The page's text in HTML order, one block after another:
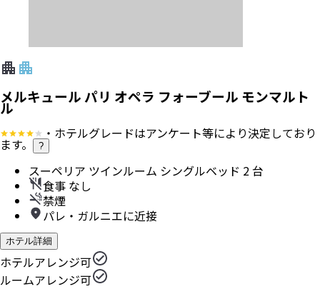
メルキュール パリ オペラ フォーブール モンマルト
ル
・ホテルグレードはアンケート等により決定しており
ます。 ?
スーペリア ツインルーム シングルベッド 2 台
食事 なし
禁煙
パレ・ガルニエに近接
ホテル詳細
ホテルアレンジ可
ルームアレンジ可